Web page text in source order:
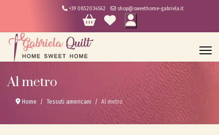
+39 0852034562 shop@sweethome-gabriela.it
Al metro
Home Tessuti americani Al metro